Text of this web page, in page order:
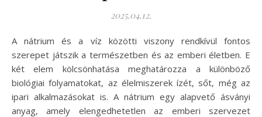
2025.04.12.
A nátrium és a víz közötti viszony rendkívül fontos
szerepet játszik a természetben és az emberi életben. E
két elem kölcsönhatása meghatározza a különböző
biológiai folyamatokat, az élelmiszerek ízét, sőt, még az
ipari alkalmazásokat is. A nátrium egy alapvető ásványi
anyag, amely elengedhetetlen az emberi szervezet